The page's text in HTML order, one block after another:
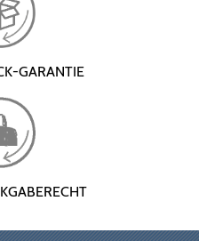
GARANTIE